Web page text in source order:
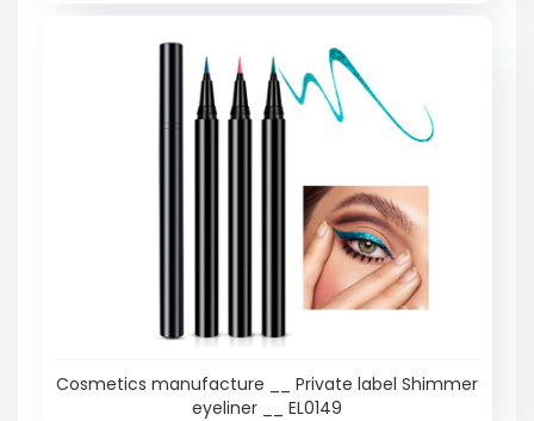
Cosmetics manufacture __ Private label Shimmer
eyeliner __ EL0149